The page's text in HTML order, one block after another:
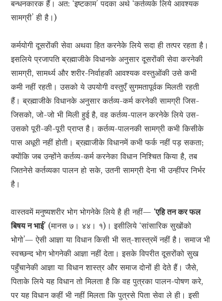
बन्धनकारक हैं। अत: ‘इष्टकाम’ पदका अर्थ ‘कर्तव्यके लिये आवश्यक
सामग्री’ ही है।)
कर्मयोगी दूसरोंकी सेवा अथवा हित करनेके लिये सदा ही तत्पर रहता है।
इसलिये प्रजापति ब्रह्माजीके विधानके अनुसार दूसरोंकी सेवा करनेकी
सामग्री, सामर्थ्य और शरीर-निर्वाहकी आवश्यक वस्तुओंकी उसे कभी
कमी नहीं रहती। उसको ये उपयोगी वस्तुएँ सुगमतापूर्वक मिलती रहती
हैं। ब्रह्माजीके विधानके अनुसार कर्तव्य-कर्म करनेकी सामग्री जिस-
जिसको, जो-जो भी मिली हुई है, वह कर्तव्य-पालन करनेके लिये उस-
उसको पूरी-की-पूरी प्राप्त है। कर्तव्य-पालनकी सामग्री कभी किसीके
पास अधूरी नहीं होती। ब्रह्माजीके विधानमें कभी फर्क नहीं पड़ सकता;
क्योंकि जब उन्होंने कर्तव्य-कर्म करनेका विधान निश्चित किया है, तब
जितनेसे कर्तव्यका पालन हो सके, उतनी सामग्री देना भी उन्हींपर निर्भर
है।
वास्तवमें मनुष्यशरीर भोग भोगनेके लिये है ही नहीं— ‘एहि तन कर फल
बिषय न भाई’ (मानस ७। ४४। १)। इसीलिये ‘सांसारिक सुखोंको
भोगो’— ऐसी आज्ञा या विधान किसी भी सत्-शास्त्रमें नहीं है। समाज भी
स्वच्छन्द भोग भोगनेकी आज्ञा नहीं देता। इसके विपरीत दूसरोंको सुख
पहुँचानेकी आज्ञा या विधान शास्त्र और समाज दोनों ही देते हैं। जैसे,
पिताके लिये यह विधान तो मिलता है कि वह पुत्रका पालन-पोषण करे,
पर यह विधान कहीं भी नहीं मिलता कि पुत्रसे पिता सेवा ले ही। इसी